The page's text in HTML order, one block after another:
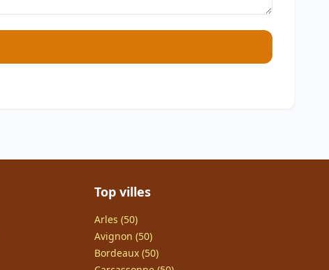
Top villes
Arles (50)
Avignon (50)
Bordeaux (50)